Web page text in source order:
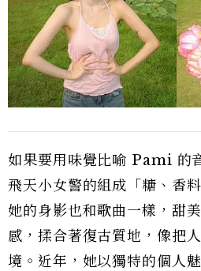
如果要用味覺比喻 Pami 的
飛天小女警的組成「糖、香
她的身影也和歌曲一樣，甜
感，揉合著復古質地，像把
境。近年，她以獨特的個人